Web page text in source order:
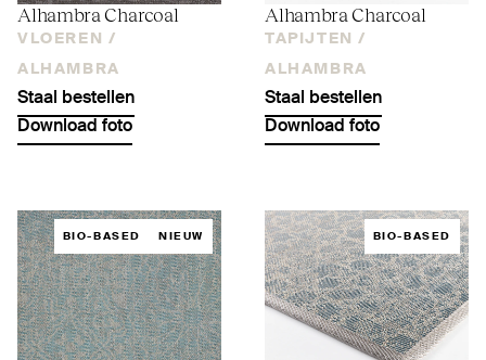
Alhambra Charcoal
VLOEREN /
ALHAMBRA
Staal bestellen
Download foto
Alhambra Charcoal
TAPIJTEN /
ALHAMBRA
Staal bestellen
Download foto
BIO-BASED NIEUW BIO-BASED